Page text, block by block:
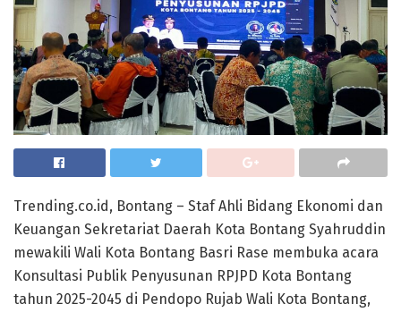
Trending.co.id, Bontang – Staf Ahli Bidang Ekonomi dan
Keuangan Sekretariat Daerah Kota Bontang Syahruddin
mewakili Wali Kota Bontang Basri Rase membuka acara
Konsultasi Publik Penyusunan RPJPD Kota Bontang
tahun 2025-2045 di Pendopo Rujab Wali Kota Bontang,